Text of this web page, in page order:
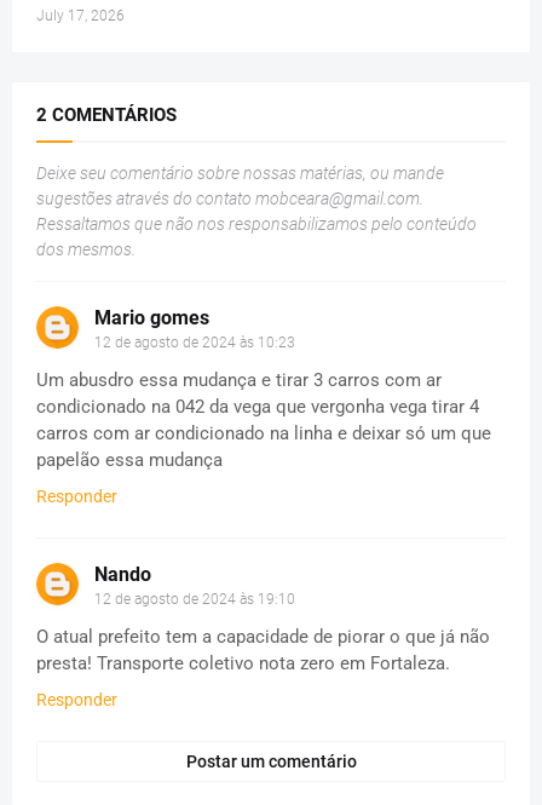
July 17, 2026
2 COMENTÁRIOS
Deixe seu comentário sobre nossas matérias, ou mande
sugestões através do contato mobceara@gmail.com
Ressaltamos que não nos responsabilizamos pelo conteúdo
dos mesmos.
Mario gomes
12 de agosto de 2024 às 10:23
Um abusdro essa mudança e tirar 3 carros com ar
condicionado na 042 da vega que vergonha vega tirar 4
carros com ar condicionado na linha e deixar só um que
papelão essa mudança
Responder
Nando
12 de agosto de 2024 às 19:10
O atual prefeito tem a capacidade de piorar o que já não
presta! Transporte coletivo nota zero em Fortaleza.
Responder
Postar um comentário